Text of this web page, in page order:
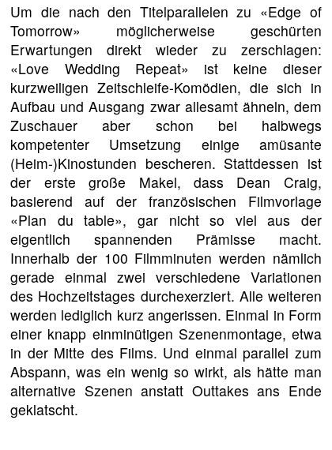
Um die nach den Titelparallelen zu «Edge of
Tomorrow» möglicherweise geschürten
Erwartungen direkt wieder zu zerschlagen:
«Love Wedding Repeat» ist keine dieser
kurzweiligen Zeitschleife-Komödien, die sich in
Aufbau und Ausgang zwar allesamt ähneln, dem
Zuschauer aber schon bei halbwegs
kompetenter Umsetzung einige amüsante
(Heim-)Kinostunden bescheren. Stattdessen ist
der erste große Makel, dass Dean Craig,
basierend auf der französischen Filmvorlage
«Plan du table», gar nicht so viel aus der
eigentlich spannenden Prämisse macht.
Innerhalb der 100 Filmminuten werden nämlich
gerade einmal zwei verschiedene Variationen
des Hochzeitstages durchexerziert. Alle weiteren
werden lediglich kurz angerissen. Einmal in Form
einer knapp einminütigen Szenenmontage, etwa
in der Mitte des Films. Und einmal parallel zum
Abspann, was ein wenig so wirkt, als hätte man
alternative Szenen anstatt Outtakes ans Ende
geklatscht.